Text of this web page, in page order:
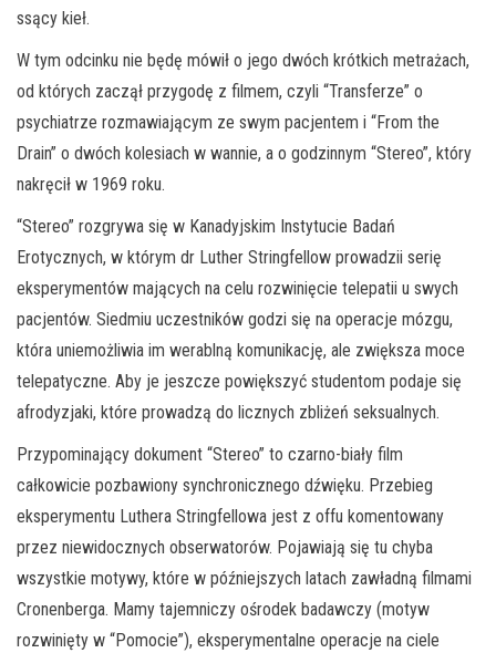
ssący kieł.
W tym odcinku nie będę mówił o jego dwóch krótkich metrażach,
od których zaczął przygodę z filmem, czyli “Transferze” o
psychiatrze rozmawiającym ze swym pacjentem i “From the
Drain” o dwóch kolesiach w wannie, a o godzinnym “Stereo”, który
nakręcił w 1969 roku.
“Stereo” rozgrywa się w Kanadyjskim Instytucie Badań
Erotycznych, w którym dr Luther Stringfellow prowadzii serię
eksperymentów mających na celu rozwinięcie telepatii u swych
pacjentów. Siedmiu uczestników godzi się na operacje mózgu,
która uniemożliwia im werablną komunikację, ale zwiększa moce
telepatyczne. Aby je jeszcze powiększyć studentom podaje się
afrodyzjaki, które prowadzą do licznych zbliżeń seksualnych.
Przypominający dokument “Stereo” to czarno-biały film
całkowicie pozbawiony synchronicznego dźwięku. Przebieg
eksperymentu Luthera Stringfellowa jest z offu komentowany
przez niewidocznych obserwatorów. Pojawiają się tu chyba
wszystkie motywy, które w późniejszych latach zawładną filmami
Cronenberga. Mamy tajemniczy ośrodek badawczy (motyw
rozwinięty w “Pomocie”), eksperymentalne operacje na ciele